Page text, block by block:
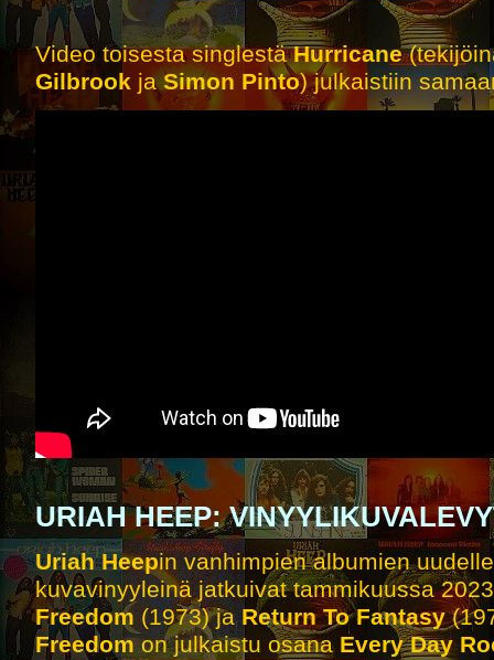
Video toisesta singlestäHurricane
Gilbrook jaSimon Pinto) julkaistiin
URIAH HEEP:
Uriah Heepin vanhimpien albumien
kuvavinyyleinä jatkuivat tammikuussa
Freedom (1973) jaReturn To Fantasy
Freedomon julkaistu osana Every Day